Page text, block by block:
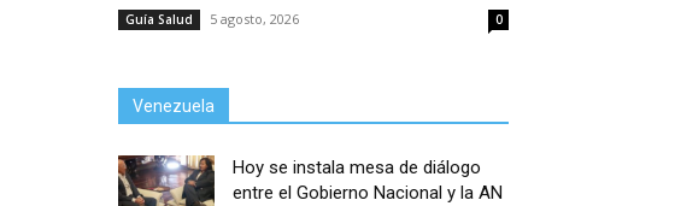
Guía Salud 5 agosto, 2026 0
Venezuela
Hoy se instala mesa de diálogo
entre el Gobierno Nacional y la AN